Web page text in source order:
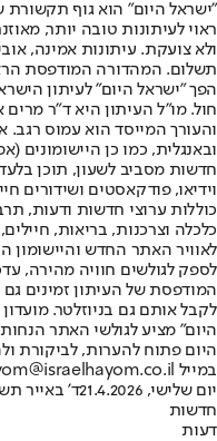
"ישראל היום" הוא גוף תקשורת
ראוי לעיתונות טובה יותר,
ולא צועקת. עיתונות אמינה,
הפך "ישראל היום" לעיתון
חול. מו"ל העיתון היא ד"ר
והעורך המייסד הוא עמוס
חדשות מסביב לשעון, תוכן
וידיאו, פודקאסטים ושידורים
כוללות ערוצי חדשות ודעות,
לאוויר האתר החדש
לספק לגולשים חוויה מהירה,
המודפסת של העיתון זמינים
לקבל אותם גם בניוזלטר.
היום" מציע לגולשי האתר
היום פתוח להערות, לביקורת
במייל hayom@israelhayom.co.il.
יום שלישי, 21.4.2026
ד' באייר
חדשות
דעות